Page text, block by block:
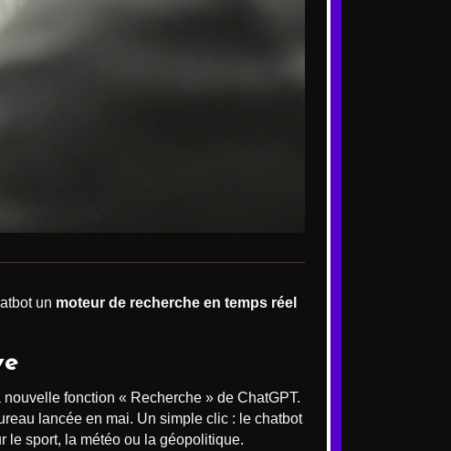
un moteur de recherche en temps réel
fonction « Recherche » de ChatGPT.
lancée en mai. Un simple clic : le chatbot
le sport, la météo ou la géopolitique.